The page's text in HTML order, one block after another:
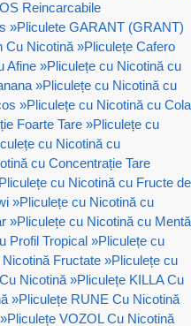
Reincarcabile
»Pliculete GARANT (GRANT)
Cu Nicotină »Pliculețe Cafero
Afine »Pliculețe cu Nicotină cu
»Pliculețe cu Nicotină cu
»Pliculețe cu Nicotină cu Cola
Foarte Tare »Pliculețe cu
cu Nicotină cu
cu Concentrație Tare
Pliculețe cu Nicotină cu Fructe de
»Pliculețe cu Nicotină cu
»Pliculețe cu Nicotină cu Mentă
Profil Tropical »Pliculețe cu
Fructate »Pliculețe cu
Nicotină »Pliculețe KILLA Cu
»Pliculețe RUNE Cu Nicotină
»Pliculețe VOZOL Cu Nicotină